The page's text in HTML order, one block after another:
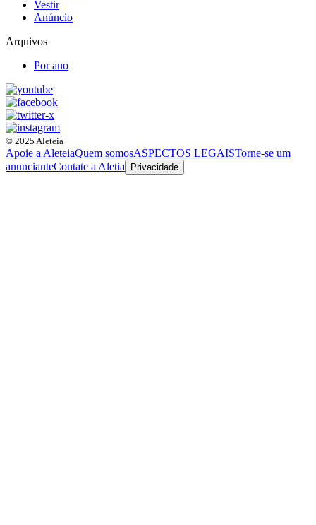
Vestir
Anúncio
Arquivos
Por ano
© 2025 Aleteia
Apoie a AleteiaQuem somosASPECTOS LEGAISTorne-se um
anuncianteContate a Aletia Privacidade